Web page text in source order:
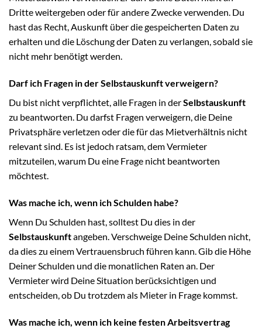
Dritte weitergeben oder für andere Zwecke verwenden. Du
hast das Recht, Auskunft über die gespeicherten Daten zu
erhalten und die Löschung der Daten zu verlangen, sobald sie
nicht mehr benötigt werden.
Darf ich Fragen in der Selbstauskunft verweigern?
Du bist nicht verpflichtet, alle Fragen in derSelbstauskunft
zu beantworten. Du darfst Fragen verweigern, die Deine
Privatsphäre verletzen oder die für das Mietverhältnis nicht
relevant sind. Es ist jedoch ratsam, dem Vermieter
mitzuteilen, warum Du eine Frage nicht beantworten
möchtest.
Was mache ich, wenn ich Schulden habe?
Wenn Du Schulden hast, solltest Du dies in der
Selbstauskunftangeben. Verschweige Deine Schulden nicht,
da dies zu einem Vertrauensbruch führen kann. Gib die Höhe
Deiner Schulden und die monatlichen Raten an. Der
Vermieter wird Deine Situation berücksichtigen und
entscheiden, ob Du trotzdem als Mieter in Frage kommst.
Was mache ich, wenn ich keine festen Arbeitsvertrag